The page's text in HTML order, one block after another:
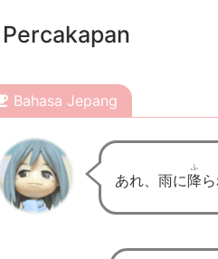
e
c
a
a
p
Percakapan
Bahasa Jepang
あれ、雨に降
ふ